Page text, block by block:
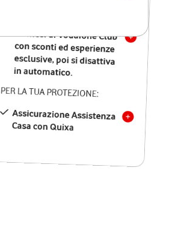
12 mesi di Vodafone Club
con sconti ed esperienze
esclusive, poi si disattiva
in automatico.
PER LA TUA PROTEZIONE:
Assicurazione Assistenza
Casa con Quixa